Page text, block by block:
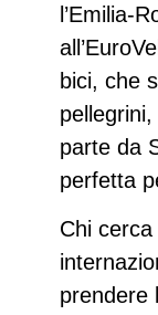
l’Emilia-
bici, che
parte da
perfetta
Chi
prendere